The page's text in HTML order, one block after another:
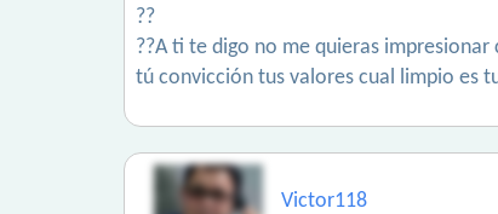
??
??A ti te digo no me quieras
tú convicción tus valores cual limpio es
Victor118